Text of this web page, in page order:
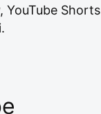
YouTube Shorts